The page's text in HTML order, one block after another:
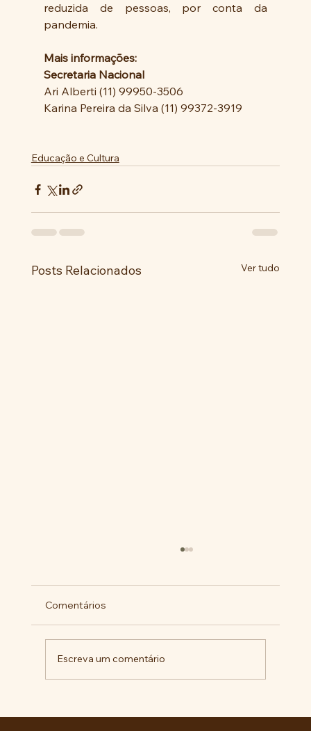
reduzida de pessoas, por conta da
pandemia.
Mais informações:
Secretaria Nacional
Ari Alberti (11) 99950-3506
Karina Pereira da Silva (11) 99372-3919
Educação e Cultura
Posts Relacionados Ver tudo
Comentários
Escreva um comentário